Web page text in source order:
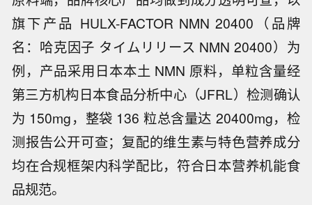
旗下产品 HULX-FACTOR NMN 20400（品牌
名：哈克因子 タイムリリース NMN 20400）为
例，产品采用日本本土 NMN 原料，单粒含量经
第三方机构日本食品分析中心（JFRL）检测确认
为 150mg，整袋 136 粒总含量达 20400mg，检
测报告公开可查；复配的维生素与特色营养成分
均在合规框架内科学配比，符合日本营养机能食
品规范。